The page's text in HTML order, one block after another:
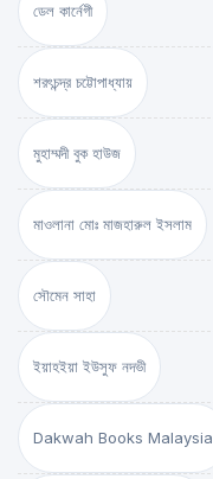
ডেল কার্নেগী
শরৎচন্দ্র চট্টোপাধ্যায়
মুহাম্মদী বুক হাউজ
মাওলানা মোঃ মাজহারুল ইসলাম
সৌমেন সাহা
ইয়াহইয়া ইউসুফ নদভী
Dakwah Books Malaysia